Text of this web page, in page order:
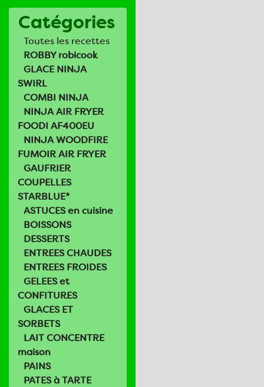
Catégories
Toutes les recettes
ROBBY robicook
GLACE NINJA
SWIRL
COMBI NINJA
NINJA AIR FRYER
FOODI AF400EU
NINJA WOODFIRE
FUMOIR AIR FRYER
GAUFRIER
COUPELLES
STARBLUE*
ASTUCES en cuisine
BOISSONS
DESSERTS
ENTREES CHAUDES
ENTREES FROIDES
GELEES et
CONFITURES
GLACES ET
SORBETS
LAIT CONCENTRE
maison
PAINS
PATES à TARTE